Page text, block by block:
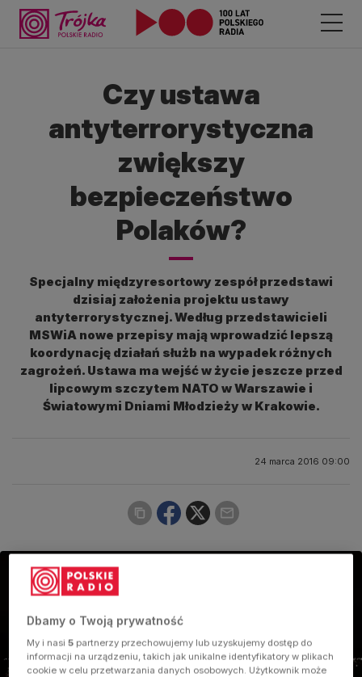
Czy ustawa
antyterrorystyczna
zwiększy
bezpieczeństwo
Polaków?
Specjalny międzyresortowy zespół przedstawi
dzisiaj założenia projektu ustawy
antyterrorystycznej. Według przedstawicieli
MSWiA nowe przepisy mają wprowadzić lepszą
koordynację działań służb na wypadek różnych
zagrożeń. Ustawa ma wejść w życie jeszcze przed
lipcowym szczytem NATO w Warszawie i
Światowymi Dniami Młodzieży w Krakowie.
24 marca 2016 09:00
Dbamy o Twoją prywatność
My i nasi5 partnerzy przechowujemy lub uzyskujemy dostęp do
informacji na urządzeniu, takich jak unikalne identyfikatory w plikach
cookie w celu przetwarzania danych osobowych. Użytkownik może